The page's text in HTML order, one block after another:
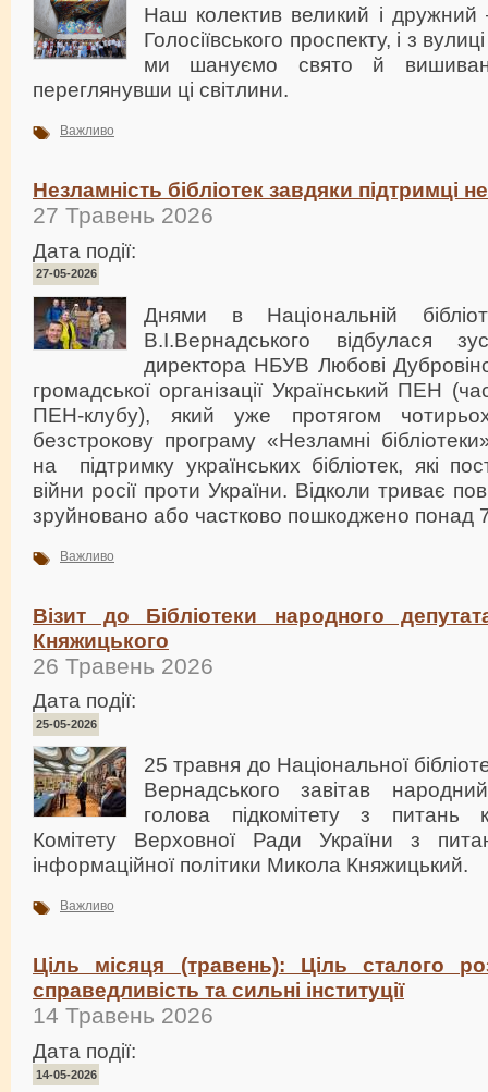
Наш колектив великий і дружний
Голосіївського проспекту, і з
ми шануємо свято й
переглянувши ці світлини.
Важливо
Незламність бібліотек завдяки підтримці
27 Травень 2026
Дата події:
27-05-2026
Днями в Національній
В.І.Вернадського відбулася
директора НБУВ Любові
громадської організації Український ПЕН
ПЕН-клубу), який уже протягом
безстрокову програму «Незламні
на підтримку українських бібліотек, які
війни росії проти України. Відколи триває
зруйновано або частково пошкоджено понад
Важливо
Візит до Бібліотеки народного
Княжицького
26 Травень 2026
Дата події:
25-05-2026
25 травня до Національної
Вернадського завітав
голова підкомітету з питань
Комітету Верховної Ради України з
інформаційної політики Микола Княжицький.
Важливо
Ціль місяця (травень): Ціль сталого
справедливість та сильні інституції
14 Травень 2026
Дата події:
14-05-2026